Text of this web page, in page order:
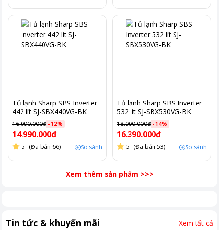
Tủ lạnh Sharp SBS Inverter
442 lít SJ-SBX440VG-BK
16.990.000đ -12%
14.990.000đ
5 (Đã bán 66) So sánh
Tủ lạnh Sharp SBS Inverter
532 lít SJ-SBX530VG-BK
18.990.000đ -14%
16.390.000đ
5 (Đã bán 53) So sánh
Xem thêm sản phẩm >>>
Tin tức & khuyến mãi Xem tất cả